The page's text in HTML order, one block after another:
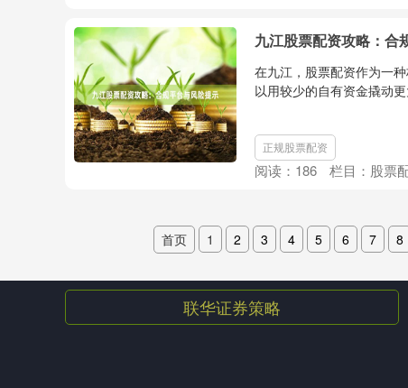
九江股票配资攻略：合
在九江，股票配资作为一
以用较少的自有资金撬动
正规股票配资
阅读： 186 栏目： 股票
首页 1 2 3 4 5 6 7 8
联华证券策略